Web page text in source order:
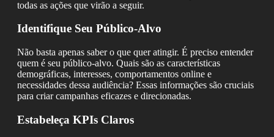
todas as ações que virão a seguir.
Identifique Seu Público-Alvo
Não basta apenas saber o que quer atingir. É preciso entender
quem é seu público-alvo. Quais são as características
demográficas, interesses, comportamentos online e
necessidades dessa audiência? Essas informações são cruciais
para criar campanhas eficazes e direcionadas.
Estabeleça KPIs Claros